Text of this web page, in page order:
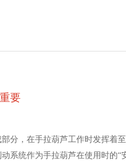
要
分，在手拉葫芦工作时发挥着
系统作为手拉葫芦在使用时的“